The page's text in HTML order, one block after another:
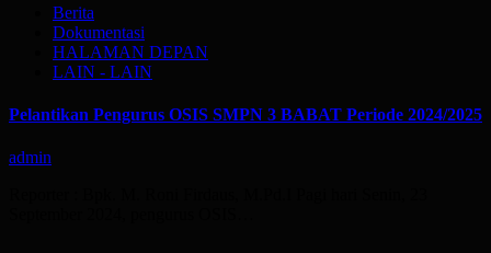
Berita
Dokumentasi
HALAMAN DEPAN
LAIN - LAIN
Pelantikan Pengurus OSIS SMPN 3 BABAT Periode 2024/2025
admin